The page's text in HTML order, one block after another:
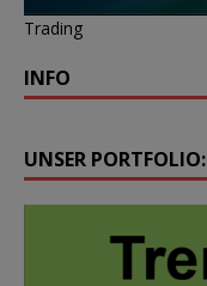
Trading
INFO
UNSER